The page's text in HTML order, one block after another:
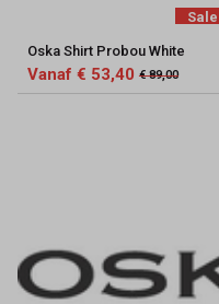
Sale
Oska Shirt Probou White
Vanaf € 53,40 € 89,00